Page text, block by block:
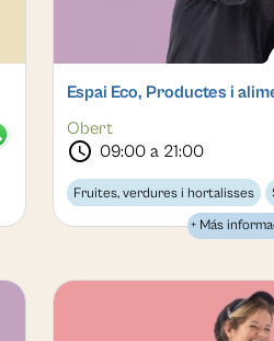
Espai Eco, Productes i
Obert
schedule 09:00 a 21:00
Fruites, verdures i hortalisses
Queviures ecològics+ Más